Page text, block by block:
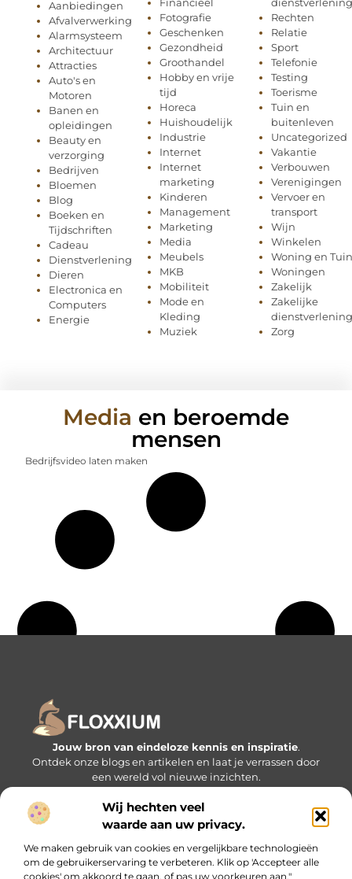
Wij hechten veel
waarde aan uw privacy.
We maken gebruik van cookies en vergelijkbare technologieën
om de gebruikerservaring te verbeteren. Klik op 'Accepteer alle
cookies' om akkoord te gaan, of pas uw voorkeuren aan."
Aanbiedingen
Afvalverwerking
Alarmsysteem
Architectuur
Attracties
Auto's en
Motoren
Banen en
opleidingen
Beauty en
verzorging
Bedrijven
Bloemen
Blog
Boeken en
Tijdschriften
Cadeau
Dienstverlening
Dieren
Electronica en
Computers
Energie
Fotografie
Geschenken
Gezondheid
Groothandel
Hobby en vrije
tijd
Horeca
Huishoudelijk
Industrie
Internet
Internet
marketing
Kinderen
Management
Marketing
Media
Meubels
MKB
Mobiliteit
Mode en
Kleding
Muziek
Rechten
Relatie
Sport
Telefonie
Testing
Toerisme
Tuin en
buitenleven
Uncategorized
Vakantie
Verbouwen
Verenigingen
Vervoer en
transport
Wijn
Winkelen
Woning en Tuin
Woningen
Zakelijk
Zakelijke
dienstverlening
Zorg
Media en beroemde
mensen
Bedrijfsvideo laten maken
Jouw bron van eindeloze kennis en inspiratie.
Ontdek onze blogs en artikelen en laat je verrassen door
een wereld vol nieuwe inzichten.
Bericht categorie
Onze informatie